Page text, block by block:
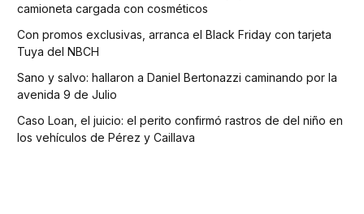
camioneta cargada con cosméticos
Con promos exclusivas, arranca el Black Friday con tarjeta
Tuya del NBCH
Sano y salvo: hallaron a Daniel Bertonazzi caminando por la
avenida 9 de Julio
Caso Loan, el juicio: el perito confirmó rastros de del niño en
los vehículos de Pérez y Caillava